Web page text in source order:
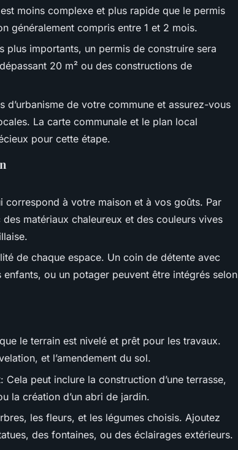
moins complexe et plus rapide que le permis
généralement compris entre 1 et 2 mois.
plus importants, un permis de construire sera
20 m² ou des constructions de
d’urbanisme de votre commune et assurez-vous
La carte communale et le plan local
pour cette étape.
correspond à votre maison et à vos goûts. Par
matériaux chaleureux et des couleurs vives
de chaque espace. Un coin de détente avec
ou un potager peuvent être intégrés selon
le terrain est nivelé et prêt pour les travaux.
et l’amendement du sol.
: Cela peut inclure la construction d’une terrasse,
la création d’un abri de jardin.
les fleurs, et les légumes choisis. Ajoutez
des fontaines, ou des éclairages extérieurs.